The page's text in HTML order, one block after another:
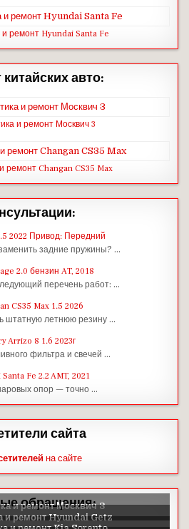
и ремонт Hyundai Santa Fe
авто:
и ремонт Москвич 3
ремонт Changan CS35 Max
2022 Привод: Передний
задние пружины? …
2.0 бензин AT, 2018
перечень работ: …
CS35 Max 1.5 2026
штатную летнюю резину …
Arrizo 8 1.6 2023г
фильтра и свечей …
Fe 2.2 AMT, 2021
опор — точно …
сайта
на сайте
обращения: